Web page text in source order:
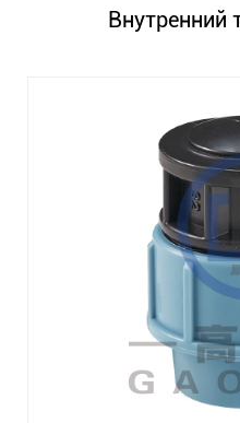
Внутренний